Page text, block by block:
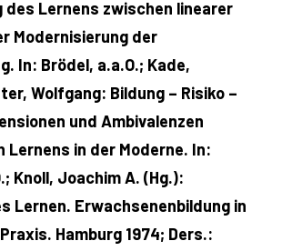
des Lernens zwischen linearer
Modernisierung der
In: Brödel, a.a.O.; Kade,
Wolfgang: Bildung – Risiko –
und Ambivalenzen
Lernens in der Moderne. In:
Knoll, Joachim A. (Hg.):
Lernen. Erwachsenenbildung in
Hamburg 1974; Ders.: